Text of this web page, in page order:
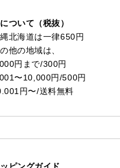
ついて（税抜）
縄北海道は一律650円
他の地域は、
円まで/300円
〜10,000円/500円
円〜/送料無料